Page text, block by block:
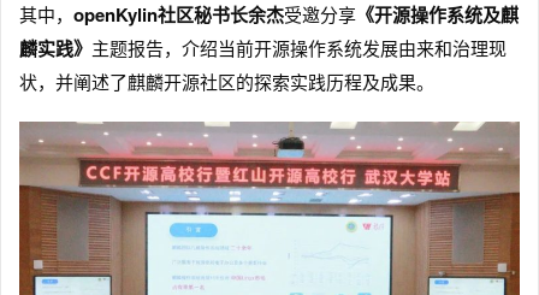
其中， openKylin社区秘书长余杰受邀分享 《开源操作系统及麒
麟实践》 主题报告，介绍当前开源操作系统发展由来和治理现
状，并阐述了麒麟开源社区的探索实践历程及成果。